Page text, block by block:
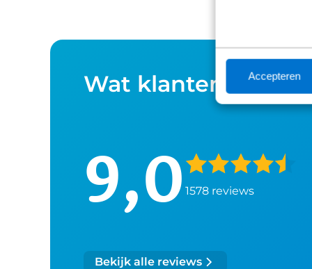
Accepteren
Wat klanten over
9,0 1578 reviews
Bekijk alle reviews